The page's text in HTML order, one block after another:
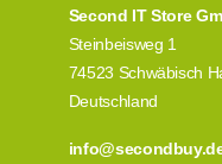
Second IT Store
Steinbeisweg 1
74523 Schwäbisch
Deutschland